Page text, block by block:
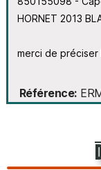
HORNET 2013
merci de préciser
Référence